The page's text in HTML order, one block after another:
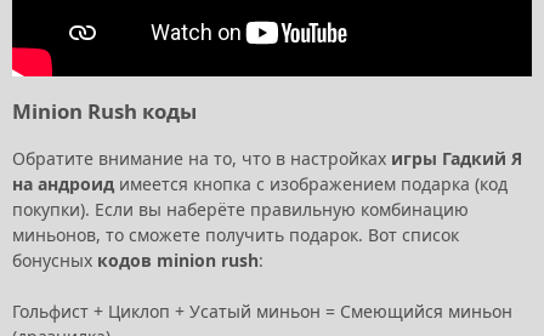
Minion Rush коды
Обратите внимание на то, что в настройках игры Гадкий Я
на андроид имеется кнопка с изображением подарка (код
покупки). Если вы наберёте правильную комбинацию
миньонов, то сможете получить подарок. Вот список
бонусных кодов minion rush:
Гольфист + Циклоп + Усатый миньон = Смеющийся миньон